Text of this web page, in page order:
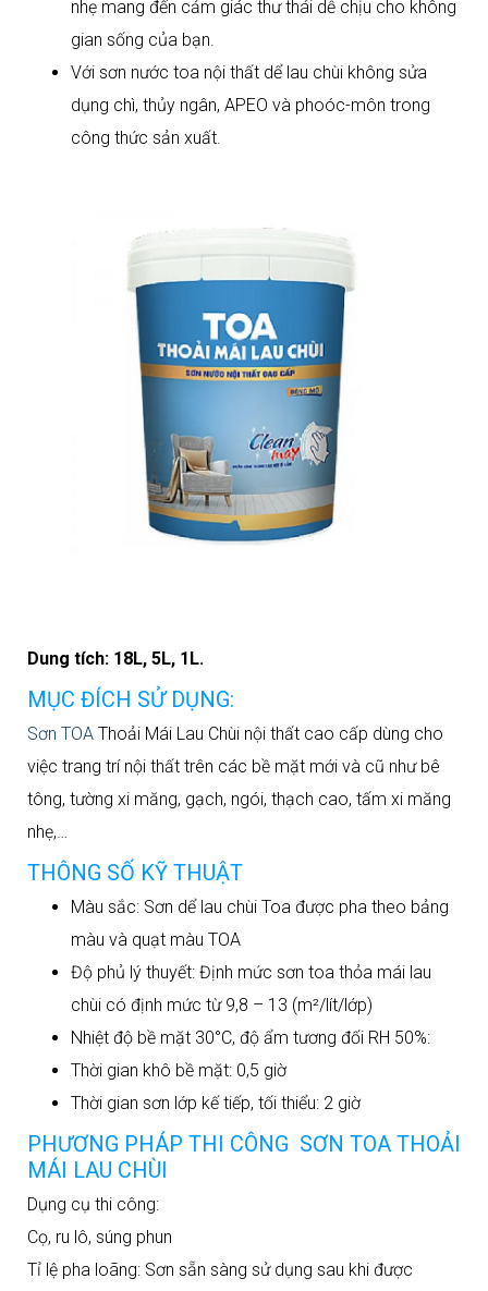
nhẹ mang đến cảm giác thư thái dễ chịu cho không
gian sống của bạn.
Với sơn nước toa nội thất dể lau chùi không sửa
dụng chì, thủy ngân, APEO và phoóc-môn trong
công thức sản xuất.
Dung tích: 18L, 5L, 1L.
MỤC ĐÍCH SỬ DỤNG:
Sơn TOA Thoải Mái Lau Chùi nội thất cao cấp dùng cho
việc trang trí nội thất trên các bề mặt mới và cũ như bê
tông, tường xi măng, gạch, ngói, thạch cao, tấm xi măng
nhẹ,…
THÔNG SỐ KỸ THUẬT
Màu sắc: Sơn dể lau chùi Toa được pha theo bảng
màu và quạt màu TOA
Độ phủ lý thuyết: Định mức sơn toa thỏa mái lau
chùi có định mức từ 9,8 – 13 (m²/lít/lớp)
Nhiệt độ bề mặt 30°C, độ ẩm tương đối RH 50%:
Thời gian khô bề mặt: 0,5 giờ
Thời gian sơn lớp kế tiếp, tối thiểu: 2 giờ
PHƯƠNG PHÁP THI CÔNG SƠN TOA THOẢI
MÁI LAU CHÙI
Dụng cụ thi công:
Cọ, ru lô, súng phun
Tỉ lệ pha loãng: Sơn sẵn sàng sử dụng sau khi được